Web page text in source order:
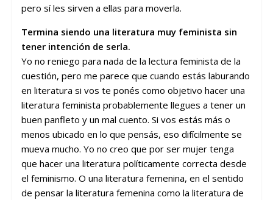
pero sí les sirven a ellas para moverla.
Termina siendo una literatura muy feminista sin
tener intención de serla.
Yo no reniego para nada de la lectura feminista de la
cuestión, pero me parece que cuando estás laburando
en literatura si vos te ponés como objetivo hacer una
literatura feminista probablemente llegues a tener un
buen panfleto y un mal cuento. Si vos estás más o
menos ubicado en lo que pensás, eso difícilmente se
mueva mucho. Yo no creo que por ser mujer tenga
que hacer una literatura políticamente correcta desde
el feminismo. O una literatura femenina, en el sentido
de pensar la literatura femenina como la literatura de